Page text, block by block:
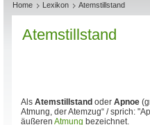
Home Lexikon Atemstillstand
Atemstillstand
Als Atemstillstand oder Apnoe
Atmung, der Atemzug“ / sprich:
äußeren Atmung bezeichnet.